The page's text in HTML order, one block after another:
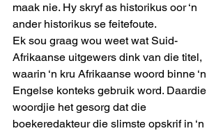
maak nie. Hy skryf as historikus oor ‘n
ander historikus se feitefoute.
Ek sou graag wou weet wat Suid-
Afrikaanse uitgewers dink van die titel,
waarin ‘n kru Afrikaanse woord binne ‘n
Engelse konteks gebruik word. Daardie
woordjie het gesorg dat die
boekeredakteur die slimste opskrif in ‘n